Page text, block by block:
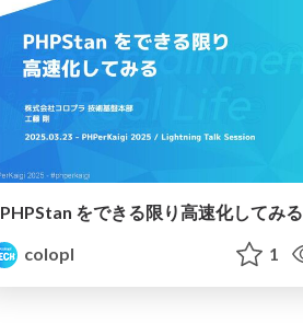
PHPStan をできる限り高速化してみる
colopl
1